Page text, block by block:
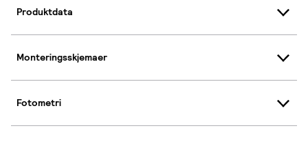
Produktdata
Monteringsskjemaer
Fotometri